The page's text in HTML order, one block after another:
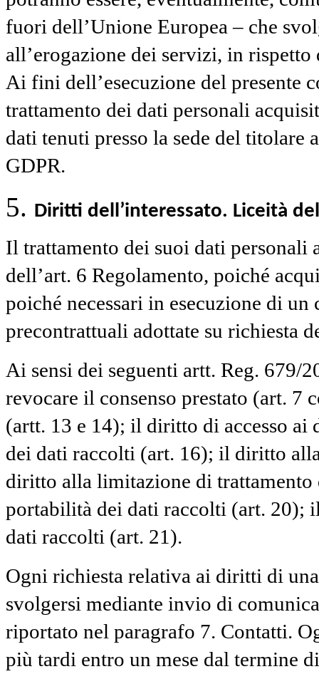
fuori dell’Unione Europea – che
all’erogazione dei servizi, in
Ai fini dell’esecuzione del presente
trattamento dei dati personali
dati tenuti presso la sede del titolare
GDPR.
Diritti dell’interessato. Liceità
Il trattamento dei suoi dati personali
dell’art. 6 Regolamento, poiché
poiché necessari in esecuzione di
precontrattuali adottate su richiesta
Ai sensi dei seguenti artt. Reg. 679/
revocare il consenso prestato (art.
(artt. 13 e 14); il diritto di accesso
dei dati raccolti (art. 16); il diritto
diritto alla limitazione di
portabilità dei dati raccolti (art. 20);
dati raccolti (art. 21).
Ogni richiesta relativa ai diritti di
svolgersi mediante invio di
riportato nel paragrafo 7. Contatti.
più tardi entro un mese dal termine